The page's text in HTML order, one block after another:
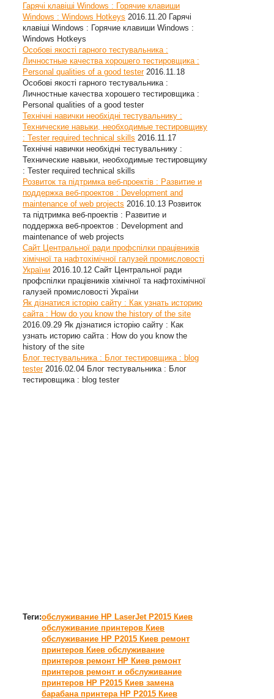
Гарячі клавіші Windows : Горячие клавиши
Windows : Windows Hotkeys 2016.11.20 Гарячі
клавіші Windows : Горячие клавиши Windows :
Windows Hotkeys
Особові якості гарного тестувальника :
Личностные качества хорошего тестировщика :
Personal qualities of a good tester 2016.11.18
Особові якості гарного тестувальника :
Личностные качества хорошего тестировщика :
Personal qualities of a good tester
Технічні навички необхідні тестувальнику :
Технические навыки, необходимые тестировщику
: Tester required technical skills 2016.11.17
Технічні навички необхідні тестувальнику :
Технические навыки, необходимые тестировщику
: Tester required technical skills
Розвиток та підтримка веб-проектів : Развитие и
поддержка веб-проектов : Development and
maintenance of web projects 2016.10.13 Розвиток
та підтримка веб-проектів : Развитие и
поддержка веб-проектов : Development and
maintenance of web projects
Сайт Центральної ради профспілки працівників
хімічної та нафтохімічної галузей промисловості
України 2016.10.12 Сайт Центральної ради
профспілки працівників хімічної та нафтохімічної
галузей промисловості України
Як дізнатися історію сайту : Как узнать историю
сайта : How do you know the history of the site
2016.09.29 Як дізнатися історію сайту : Как
узнать историю сайта : How do you know the
history of the site
Блог тестувальника : Блог тестировщика : blog
tester 2016.02.04 Блог тестувальника : Блог
тестировщика : blog tester
Теги:обслуживание HP LaserJet P2015 Киев
обслуживание принтеров Киев
обслуживание HP P2015 Киев ремонт
принтеров Киев обслуживание
принтеров ремонт HP Киев ремонт
принтеров ремонт и обслуживание
принтеров HP P2015 Киев замена
барабана принтера HP P2015 Киев